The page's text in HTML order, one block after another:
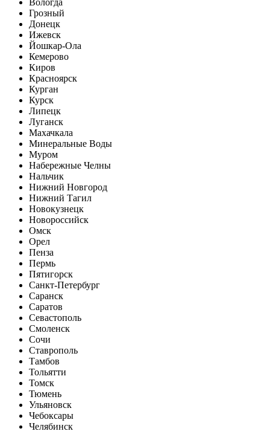
Грозный
Донецк
Ижевск
Йошкар-Ола
Кемерово
Киров
Красноярск
Курган
Курск
Липецк
Луганск
Махачкала
Минеральные Воды
Муром
Набережные Челны
Нальчик
Нижний Новгород
Нижний Тагил
Новокузнецк
Новороссийск
Омск
Орел
Пенза
Пермь
Пятигорск
Санкт-Петербург
Саранск
Саратов
Севастополь
Смоленск
Сочи
Ставрополь
Тамбов
Тольятти
Томск
Тюмень
Ульяновск
Чебоксары
Челябинск